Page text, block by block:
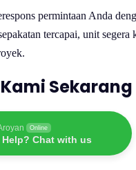
permintaan Anda
tercapai, unit segera
Sekarang
Online
Help? Chat with us